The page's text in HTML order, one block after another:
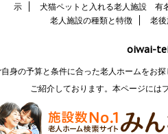
示
犬猫ペットと入れる老人施設 有
老人施設の種類と特徴
老
oiwai-
身の予算と条件に合った老人ホームをお
ご紹介しております。本ページには